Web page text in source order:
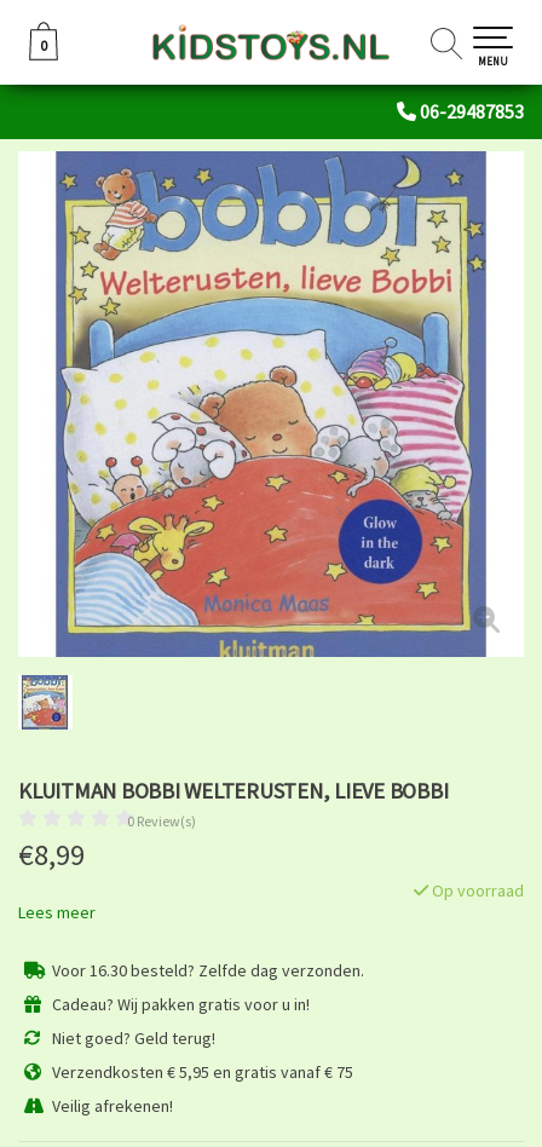
06-29487853
0
0
MENU
KLUITMAN BOBBI WELTERUSTEN, LIEVE BOBBI
0 Review(s)
€8,99
Op voorraad
Lees meer
Voor 16.30 besteld? Zelfde dag verzonden.
Cadeau? Wij pakken gratis voor u in!
Niet goed? Geld terug!
Verzendkosten € 5,95 en gratis vanaf € 75
Veilig afrekenen!